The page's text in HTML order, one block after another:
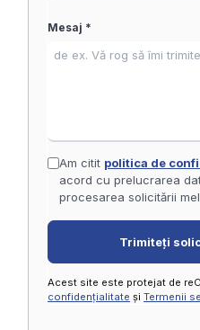
Mesaj *
Am citit politica de
acord cu prelucrarea
procesarea solicitării
Trimiteți
Acest site este protejat de
confidențialitate și Termenii